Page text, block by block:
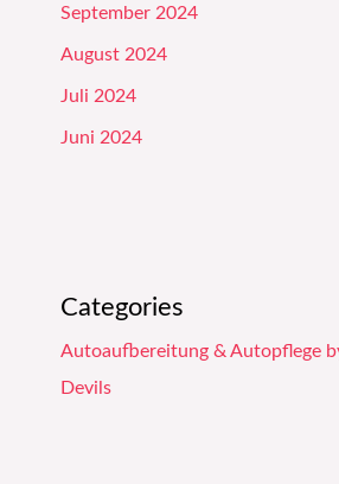
September 2024
August 2024
Juli 2024
Juni 2024
Categories
Autoaufbereitung & Autopflege
Devils